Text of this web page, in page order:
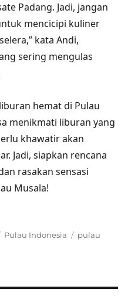
Padang. Jadi, jangan
mencicipi kuliner
kata Andi,
sering mengulas
hemat di Pulau
menikmati liburan yang
khawatir akan
Jadi, siapkan rencana
rasakan sensasi
Musala!
Categories
Pulau Indonesia Tags
pulau